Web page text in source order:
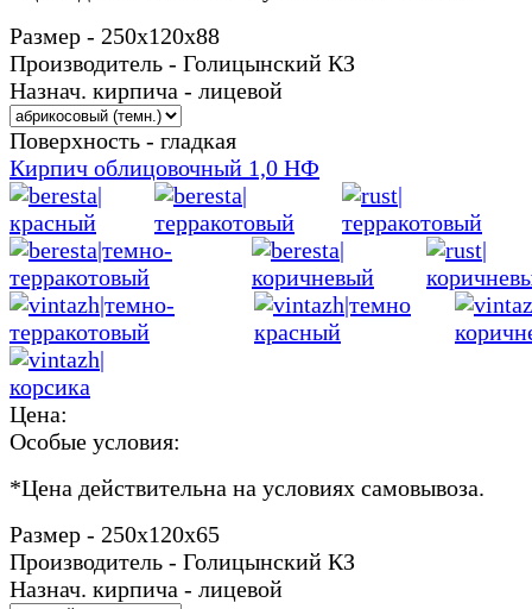
Размер - 250х120х88
Производитель - Голицынский КЗ
Назнач. кирпича - лицевой
Поверхность - гладкая
Кирпич облицовочный 1,0 НФ
Цена:
Особые условия:
*Цена действительна на условиях самовывоза.
Размер - 250х120х65
Производитель - Голицынский КЗ
Назнач. кирпича - лицевой